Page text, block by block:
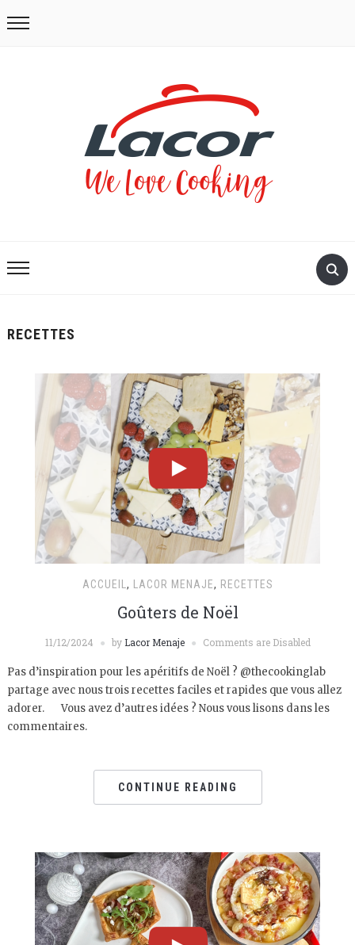
RECETTES
ACCUEIL , LACOR MENAJE, RECETTES
Goûters de Noël
11/12/2024 by Lacor Menaje Comments are Disabled
Pas d’inspiration pour les apéritifs de Noël ? @thecookinglab
partage avec nous trois recettes faciles et rapides que vous allez
adorer. Vous avez d’autres idées ? Nous vous lisons dans les
commentaires.
CONTINUE READING